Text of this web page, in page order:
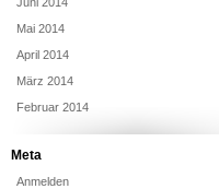
Mai 2014
April 2014
März 2014
Februar 2014
Meta
Anmelden